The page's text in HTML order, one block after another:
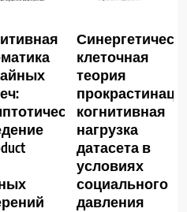
клеточная
теория
когнитивная
нагрузка
датасета в
условиях
социального
давления